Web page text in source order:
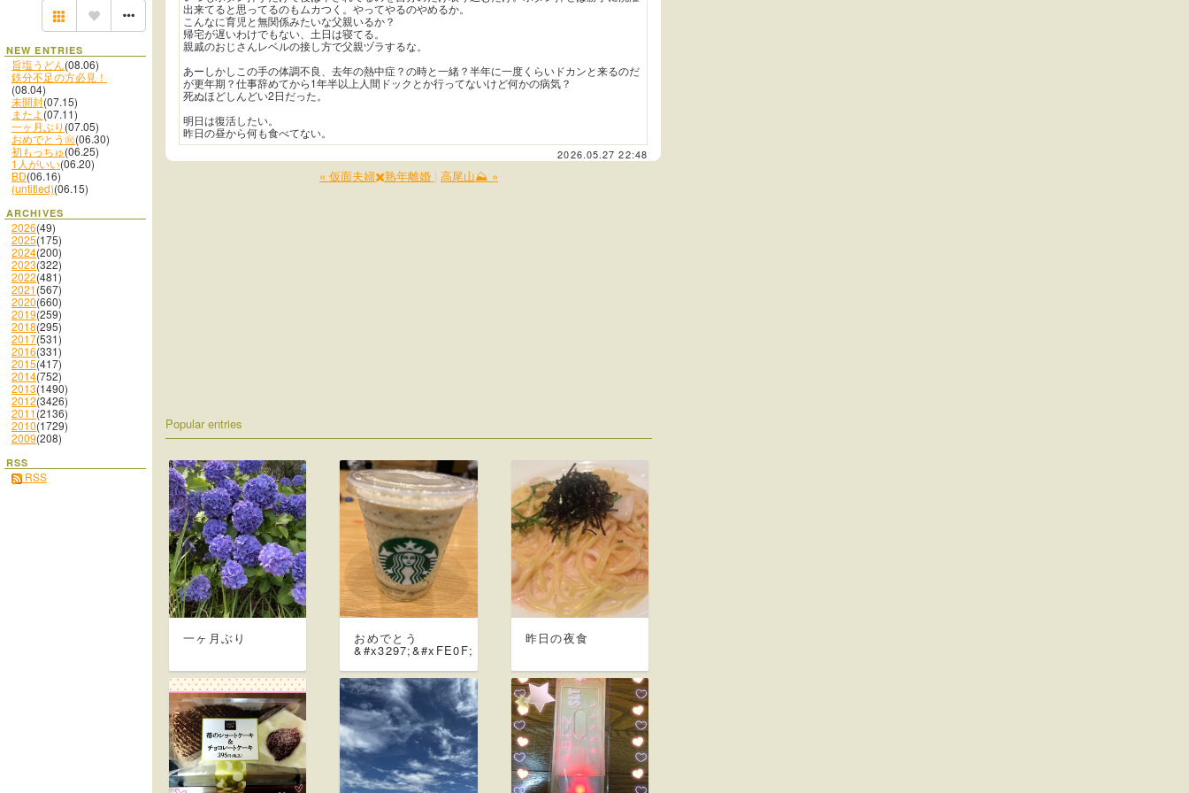
NEW ENTRIES
旨塩うどん(08.06)
鉄分不足の方必見！
(08.04)
未開封(07.15)
またよ(07.11)
一ヶ月ぶり (07.05)
おめでとう㊗️(06.30)
初もっちゅ(06.25)
1人がいい(06.20)
BD(06.16)
(untitled)(06.15)
ARCHIVES
2026(49)
2025(175)
2024(200)
2023(322)
2022(481)
2021(567)
2020(660)
2019(259)
2018(295)
2017(531)
2016(331)
2015(417)
2014(752)
2013(1490)
2012(3426)
2011(2136)
2010(1729)
2009(208)
RSS
RSS
出来てると思ってるのもムカつく。やってやるのやめるか。
こんなに育児と無関係みたいな父親いるか？
帰宅が遅いわけでもない、土日は寝てる。
親戚のおじさんレベルの接し方で父親ヅラするな。
あーしかしこの手の体調不良、去年の熱中症？の時と一緒？半年に一度くらいドカンと来るのだ
が更年期？仕事辞めてから1年半以上人間ドックとか行ってないけど何かの病気？
死ぬほどしんどい2日だった。
明日は復活したい。
昨日の昼から何も食べてない。
2026.05.27 22:48
« 仮面夫婦✖️熟年離婚 高尾山⛰️ »
Popular entries
一ヶ月ぶり おめでとう
&#x3297;&#xFE0F;
昨日の夜食